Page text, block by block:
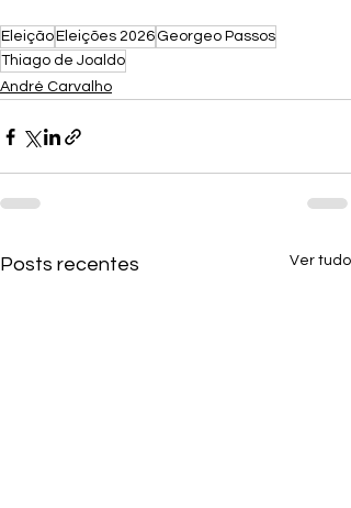
Eleição Eleições 2026 Georgeo Passos
Thiago de Joaldo
André Carvalho
Posts recentes Ver tudo